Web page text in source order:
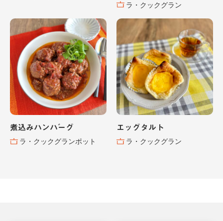
ラ・クックグラン
煮込みハンバーグ
ラ・クックグランポット
エッグタルト
ラ・クックグラン